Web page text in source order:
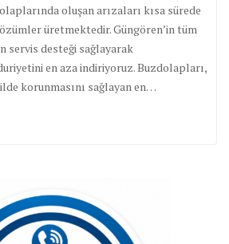
oluşan arızaları kısa sürede
üretmektedir. Güngören’in tüm
servis desteği sağlayarak
en aza indiriyoruz. Buzdolapları,
korunmasını sağlayan en…